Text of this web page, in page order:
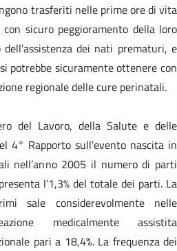
trasferiti nelle prime ore di vita
sicuro peggioramento della loro
dei nati prematuri, e
potrebbe sicuramente ottenere con
regionale delle cure perinatali.
del Lavoro, della Salute e delle
4° Rapporto sull’evento nascita in
nell’anno 2005 il numero di parti
l’1,3% del totale dei parti. La
sale considerevolmente nelle
medicalmente assistita
pari a 18,4%. La frequenza dei